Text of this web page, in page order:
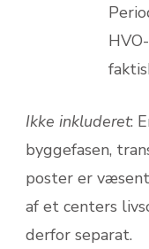
Ikke inkluderet:
byggefasen,
poster er
af et centers
derfor separat.